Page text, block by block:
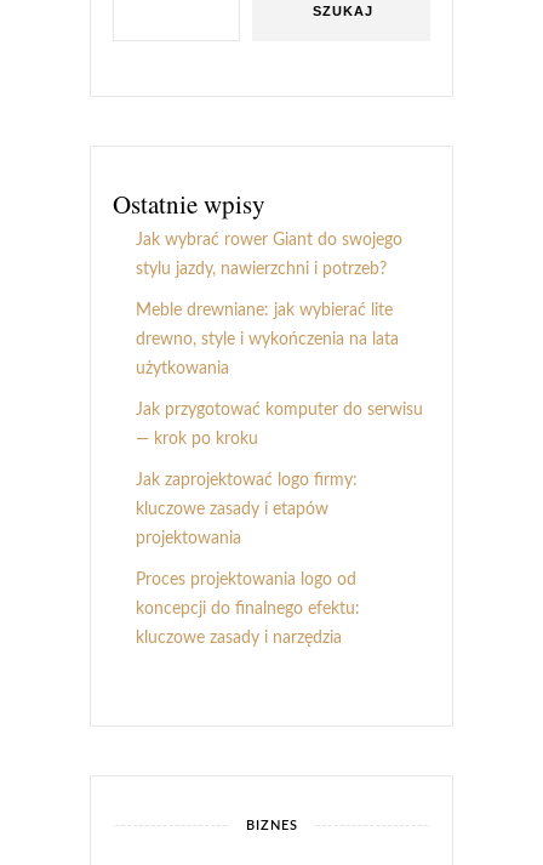
SZUKAJ
Ostatnie wpisy
Jak wybrać rower Giant do swojego
stylu jazdy, nawierzchni i potrzeb?
Meble drewniane: jak wybierać lite
drewno, style i wykończenia na lata
użytkowania
Jak przygotować komputer do serwisu
— krok po kroku
Jak zaprojektować logo firmy:
kluczowe zasady i etapów
projektowania
Proces projektowania logo od
koncepcji do finalnego efektu:
kluczowe zasady i narzędzia
BIZNES